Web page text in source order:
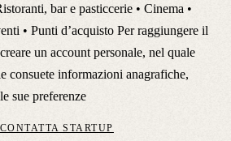
bar e pasticcerie • Cinema •
• Punti d’acquisto Per raggiungere il
un account personale, nel quale
consuete informazioni anagrafiche,
sue preferenze
CONTATTA STARTUP